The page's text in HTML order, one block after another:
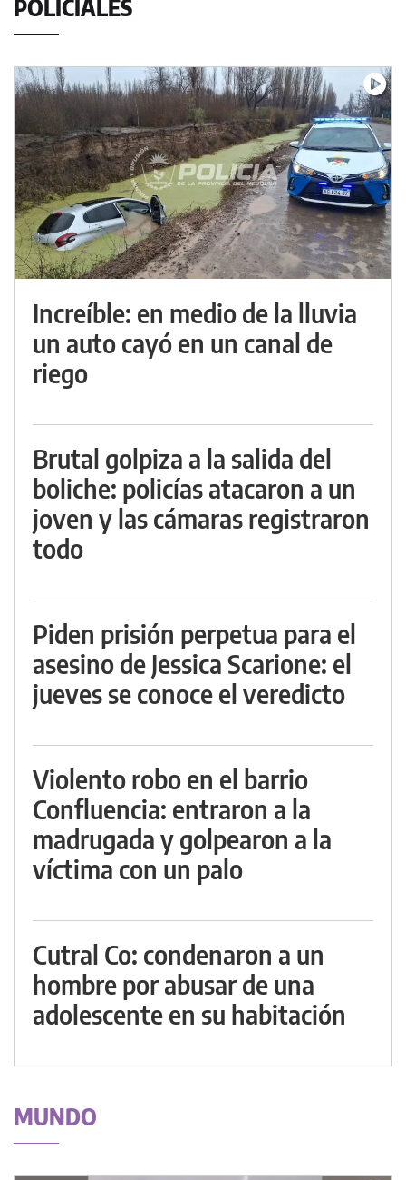
POLICIALES
Increíble: en medio de la lluvia
un auto cayó en un canal de
riego
Brutal golpiza a la salida del
boliche: policías atacaron a un
joven y las cámaras registraron
todo
Piden prisión perpetua para el
asesino de Jessica Scarione: el
jueves se conoce el veredicto
Violento robo en el barrio
Confluencia: entraron a la
madrugada y golpearon a la
víctima con un palo
Cutral Co: condenaron a un
hombre por abusar de una
adolescente en su habitación
MUNDO